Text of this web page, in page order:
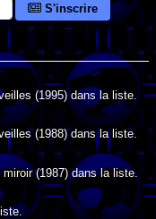
S'inscrire
(1995) dans la liste.
(1988) dans la liste.
(1987) dans la liste.